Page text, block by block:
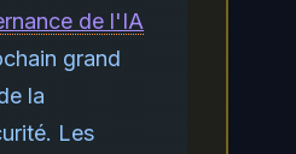
de l'IA
grand
la
Les